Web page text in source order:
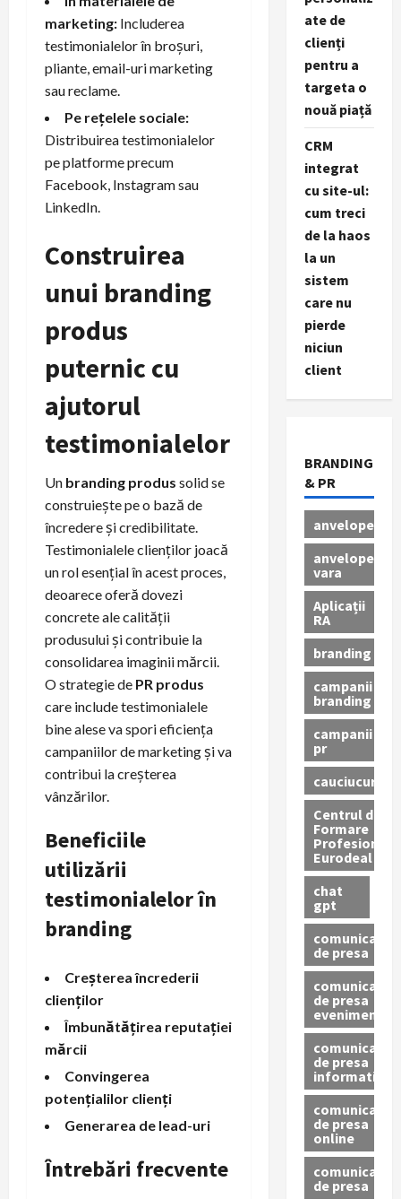
marketing: Includerea
testimonialelor în broșuri,
pliante, email-uri marketing
sau reclame.
Pe rețelele sociale:
Distribuirea testimonialelor
pe platforme precum
Facebook, Instagram sau
LinkedIn.
Construirea
unui branding
produs
puternic cu
ajutorul
testimonialelor
Un branding produs solid se
construiește pe o bază de
încredere și credibilitate.
Testimonialele clienților joacă
un rol esențial în acest proces,
deoarece oferă dovezi
concrete ale calității
produsului și contribuie la
consolidarea imaginii mărcii.
O strategie de PR produs
care include testimonialele
bine alese va spori eficiența
campaniilor de marketing și va
contribui la creșterea
vânzărilor.
Beneficiile
utilizării
testimonialelor în
branding
Creșterea încrederii
clienților
Îmbunătățirea reputației
mărcii
Convingerea
potențialilor clienți
Generarea de lead-uri
Întrebări frecvente
ate de
clienți
pentru a
targeta o
nouă piață
CRM
integrat
cu site-ul:
cum treci
de la haos
la un
sistem
care nu
pierde
niciun
client
BRANDING
& PR
anvelope
anvelope
vara
Aplicații
RA
branding
campanii
branding
campanii
pr
cauciucuri
Centrul de
Formare
Profesionala
Eurodeal
chat
gpt
comunicat
de presa
comunicat
de presa
eveniment
comunicat
de presa
informativ
comunicat
de presa
online
comunicate
de presa